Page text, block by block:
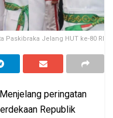
Paskibraka Jelang HUT ke-80 RI
peringatan
Republik